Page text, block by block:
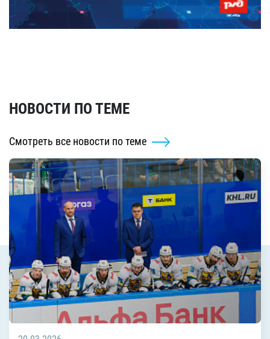
НОВОСТИ ПО ТЕМЕ
Смотреть все новости по теме